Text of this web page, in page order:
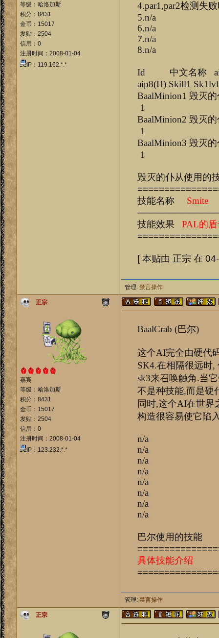
等级：哈洛加斯
积分：8431
金币：15017
发贴：2504
信用：0
注册时间：2008-01-04
IP：119.162.*.*
4.par1,par2检测失
5.n/a
6.n/a
7.n/a
8.n/a
Id 中文名称
aip8(H) Skill1 Sk1lvl
1
1
1
毁灭的仆从使用的
技能名称 Smite
技能效果 PAL的
[ 本贴由 正宗 在
管理: 禁言操作
正宗
嘉宾
等级：哈洛加斯
积分：8431
金币：15017
发贴：2504
信用：0
注册时间：2008-01-04
IP：123.232.*.*
BaalCrab (巴尔)
这个AI完全由硬代
SK4.在相隔很远时,
sk3来召唤触角.当
不是种技能,而是硬
同时,这个AI在世界
构造很容易使它陷
n/a
n/a
n/a
n/a
n/a
n/a
n/a
n/a
巴尔使用的技能
具体技能介绍
管理: 禁言操作
正宗